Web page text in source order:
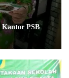
Kantor PSB